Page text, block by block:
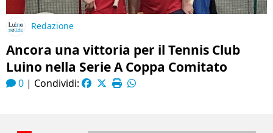
Redazione
Ancora una vittoria per il Tennis Club
Luino nella Serie A Coppa Comitato
0 | Condividi: